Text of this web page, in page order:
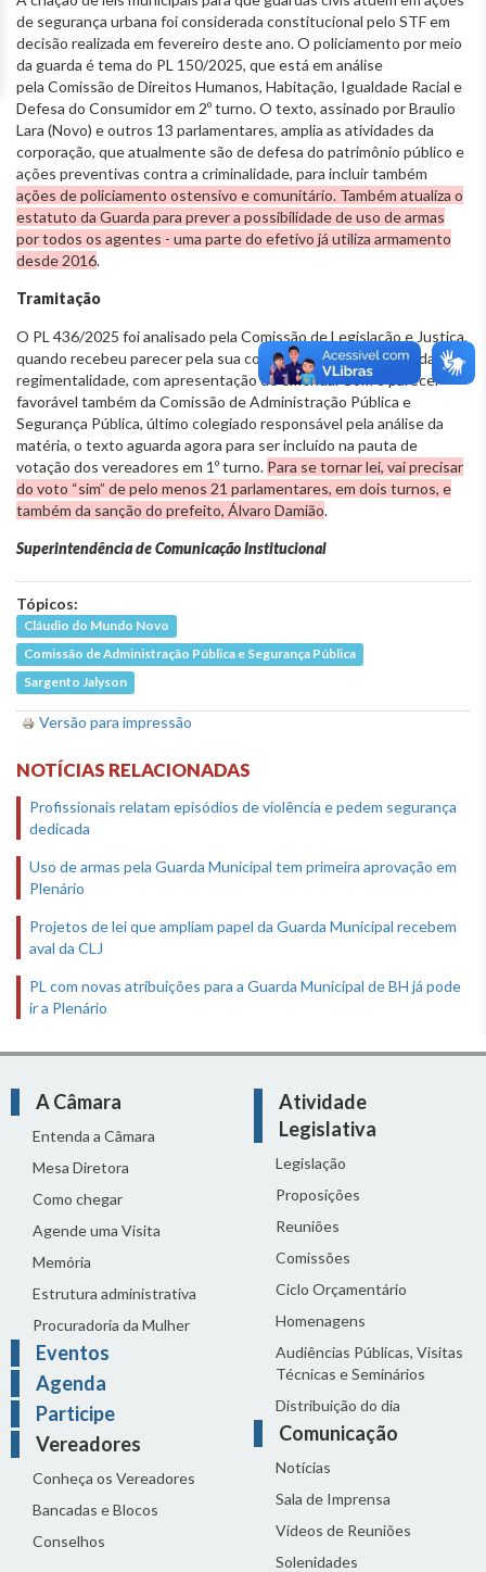
de segurança urbana foi considerada constitucional pelo STF em
decisão realizada em fevereiro deste ano. O policiamento por meio
da guarda é tema do PL 150/2025, que está em análise
pela Comissão de Direitos Humanos, Habitação, Igualdade Racial e
Defesa do Consumidor em 2º turno. O texto, assinado por Braulio
Lara (Novo) e outros 13 parlamentares, amplia as atividades da
corporação, que atualmente são de defesa do patrimônio público e
ações preventivas contra a criminalidade, para incluir também
ações de policiamento ostensivo e comunitário. Também atualiza o
estatuto da Guarda para prever a possibilidade de uso de armas
por todos os agentes - uma parte do efetivo já utiliza armamento
desde 2016.
Tramitação
O PL 436/2025 foi analisado pela Comissão de Legislação e Justiça,
quando recebeu parecer pela sua constitucionalidade, legalidade e
regimentalidade, com apresentação de emenda. Com o parecer
favorável também da Comissão de Administração Pública e
Segurança Pública, último colegiado responsável pela análise da
matéria, o texto aguarda agora para ser incluído na pauta de
votação dos vereadores em 1º turno. Para se tornar lei, vai precisar
do voto “sim” de pelo menos 21 parlamentares, em dois turnos, e
também da sanção do prefeito, Álvaro Damião.
Superintendência de Comunicação Institucional
Tópicos:
Cláudio do Mundo Novo
Comissão de Administração Pública e Segurança Pública
Sargento Jalyson
Versão para impressão
NOTÍCIAS RELACIONADAS
Profissionais relatam episódios de violência e pedem segurança
dedicada
Uso de armas pela Guarda Municipal tem primeira aprovação em
Plenário
Projetos de lei que ampliam papel da Guarda Municipal recebem
aval da CLJ
PL com novas atribuições para a Guarda Municipal de BH já pode
ir a Plenário
A Câmara
Entenda a Câmara
Mesa Diretora
Como chegar
Agende uma Visita
Memória
Estrutura administrativa
Procuradoria da Mulher
Eventos
Agenda
Participe
Vereadores
Conheça os Vereadores
Bancadas e Blocos
Conselhos
Atividade
Legislativa
Legislação
Proposições
Reuniões
Comissões
Ciclo Orçamentário
Homenagens
Audiências Públicas, Visitas
Técnicas e Seminários
Distribuição do dia
Comunicação
Notícias
Sala de Imprensa
Vídeos de Reuniões
Solenidades